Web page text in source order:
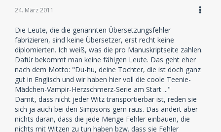
24. März 2011
Die Leute, die die genannten Übersetzungsfehler
fabrizieren, sind keine Übersetzer, erst recht keine
diplomierten. Ich weiß, was die pro Manuskriptseite zahlen.
Dafür bekommt man keine fähigen Leute. Das geht eher
nach dem Motto: "Du-hu, deine Tochter, die ist doch ganz
gut in Englisch und wir haben hier voll die coole Teenie-
Mädchen-Vampir-Herzschmerz-Serie am Start ..."
Damit, dass nicht jeder Witz transportierbar ist, reden sie
sich ja auch bei den Simpsons gern raus. Das ändert aber
nichts daran, dass die jede Menge Fehler einbauen, die
nichts mit Witzen zu tun haben bzw. dass sie Fehler